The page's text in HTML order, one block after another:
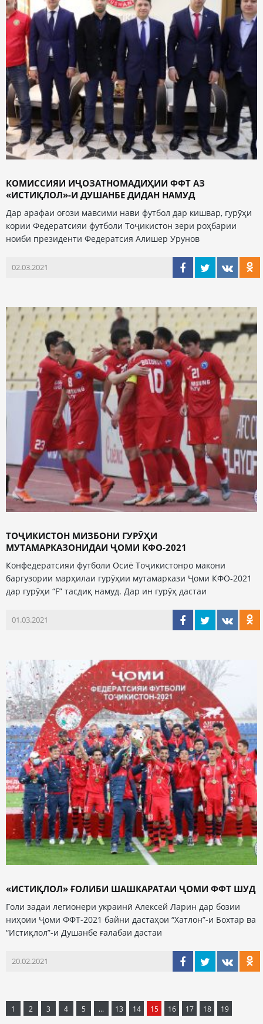
КОМИССИЯИ ИҶОЗАТНОМАДИҲИИ ФФТ АЗ
«ИСТИҚЛОЛ»-И ДУШАНБЕ ДИДАН НАМУД
Дар арафаи оғози мавсими нави футбол дар кишвар, гурӯҳи
кории Федератсияи футболи Тоҷикистон зери роҳбарии
ноиби президенти Федератсия Алишер Урунов
02.03.2021
ТОҶИКИСТОН МИЗБОНИ ГУРӮҲИ
МУТАМАРКАЗОНИДАИ ҶОМИ КФО-2021
Конфедератсияи футболи Осиё Тоҷикистонро макони
баргузории марҳилаи гурӯҳии мутамаркази Ҷоми КФО-2021
дар гурӯҳи “F” тасдиқ намуд. Дар ин гурӯҳ дастаи
01.03.2021
«ИСТИҚЛОЛ» ҒОЛИБИ ШАШКАРАТАИ ҶОМИ ФФТ ШУД
Голи задаи легионери украинӣ Алексей Ларин дар бозии
ниҳоии Ҷоми ФФТ-2021 байни дастаҳои “Хатлон”-и Бохтар ва
“Истиқлол”-и Душанбе ғалабаи дастаи
20.02.2021
1 2 3 4 5 ... 13 14 15 16 17 18 19